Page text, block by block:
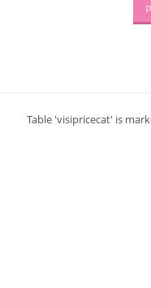
Table 'visipricecat' is